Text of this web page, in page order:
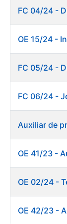
OE 15/24 -
FC 06/24 -
OE 41/23 -
OE 42/23 -